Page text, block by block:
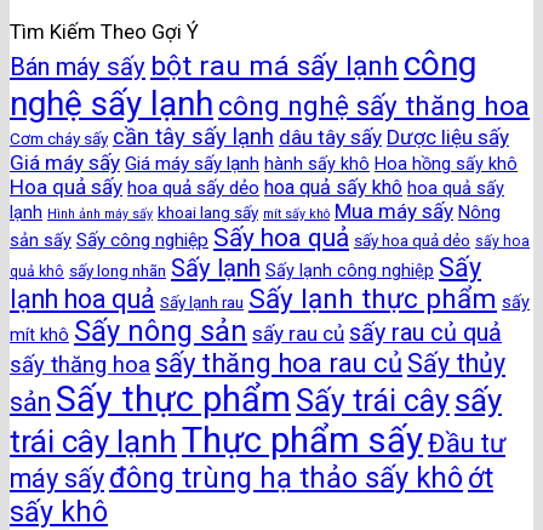
Tìm Kiếm Theo Gợi Ý
Bán máy sấy bột rau má sấy lạnh công
nghệ sấy lạnh công nghệ sấy thăng hoa
Cơm cháy sấy cần tây sấy lạnh dâu tây sấy Dược liệu sấy
Giá máy sấy Giá máy sấy lạnh hành sấy khô Hoa hồng sấy khô
Hoa quả sấy hoa quả sấy dẻo hoa quả sấy khô hoa quả sấy
lạnh Hình ảnh máy sấy khoai lang sấy mít sấy khô Mua máy sấy Nông
sản sấy Sấy công nghiệp Sấy hoa quả sấy hoa quả dẻo sấy hoa
quả khô sấy long nhãn Sấy lạnh Sấy lạnh công nghiệp Sấy
lạnh hoa quả Sấy lạnh rau Sấy lạnh thực phẩm sấy
mít khô Sấy nông sản sấy rau củ sấy rau củ quả
sấy thăng hoa sấy thăng hoa rau củ Sấy thủy
sản Sấy thực phẩm Sấy trái câysấy
trái cây lạnh Thực phẩm sấyĐầu tư
máy sấy đông trùng hạ thảo sấy khôớt
sấy khô